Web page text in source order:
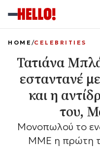
HOME CELEBRITIES
Τατιάνα
εσταντανέ
και η
του,
Μονοπωλού το
ΜΜΕ η πρώτη